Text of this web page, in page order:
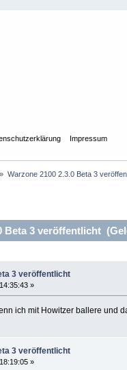
Impressum
» Warzone 2100 2.3.0 Beta 3
Beta 3 veröffentlicht
3 veröffentlicht
»
ich mit Howitzer ballere und
3 veröffentlicht
»